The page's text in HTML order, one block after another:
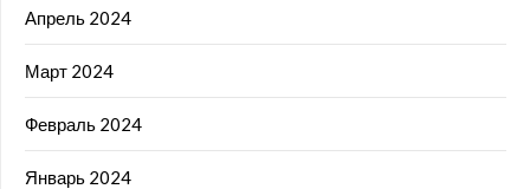
Апрель 2024
Март 2024
Февраль 2024
Январь 2024